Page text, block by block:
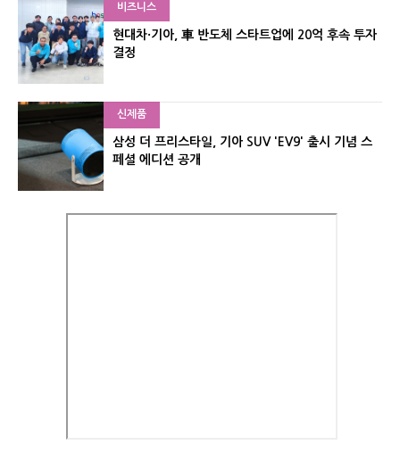
비즈니스
현대차·기아, 車 반도체 스타트업에 20억 후속 투자
결정
신제품
삼성 더 프리스타일, 기아 SUV 'EV9' 출시 기념 스
페셜 에디션 공개